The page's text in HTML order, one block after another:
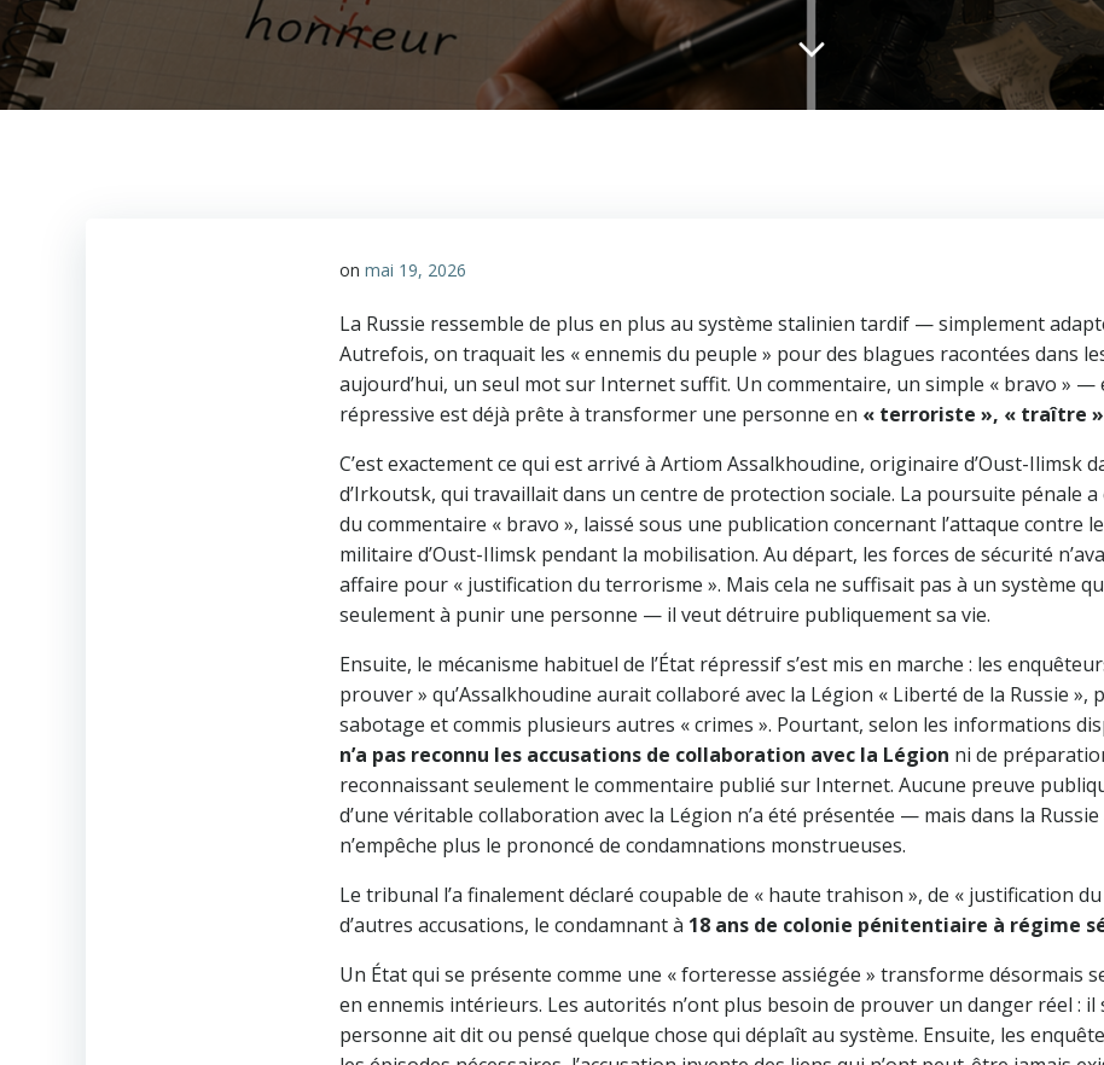
onmai 19, 2026
La Russie ressemble de plus en plus au système stalinien tardif — simplement
Autrefois, on traquait les « ennemis du peuple » pour des blagues racontées dans
aujourd’hui, un seul mot sur Internet suffit. Un commentaire, un simple « bravo » —
répressive est déjà prête à transformer une personne en « terroriste », « traître
C’est exactement ce qui est arrivé à Artiom Assalkhoudine, originaire d’Oust-Ilimsk
d’Irkoutsk, qui travaillait dans un centre de protection sociale. La poursuite pénale a
du commentaire « bravo », laissé sous une publication concernant l’attaque contre
militaire d’Oust-Ilimsk pendant la mobilisation. Au départ, les forces de sécurité
affaire pour « justification du terrorisme ». Mais cela ne suffisait pas à un système
seulement à punir une personne — il veut détruire publiquement sa vie.
Ensuite, le mécanisme habituel de l’État répressif s’est mis en marche : les
prouver » qu’Assalkhoudine aurait collaboré avec la Légion « Liberté de la Russie »,
sabotage et commis plusieurs autres « crimes ». Pourtant, selon les informations
n’a pas reconnu les accusations de collaboration avec la Légion ni de
reconnaissant seulement le commentaire publié sur Internet. Aucune preuve
d’une véritable collaboration avec la Légion n’a été présentée — mais dans la Russie
n’empêche plus le prononcé de condamnations monstrueuses.
Le tribunal l’a finalement déclaré coupable de « haute trahison », de « justification
d’autres accusations, le condamnant à 18 ans de colonie pénitentiaire à régime
Un État qui se présente comme une « forteresse assiégée » transforme désormais
en ennemis intérieurs. Les autorités n’ont plus besoin de prouver un danger réel : il
personne ait dit ou pensé quelque chose qui déplaît au système. Ensuite, les